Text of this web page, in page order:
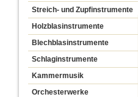
Streich- und Zupfinstrumente
Holzblasinstrumente
Blechblasinstrumente
Schlaginstrumente
Kammermusik
Orchesterwerke